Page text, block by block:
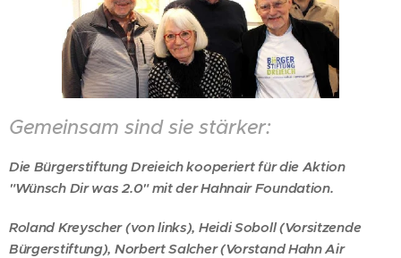
Gemeinsam sind sie stärker:
Die Bürgerstiftung Dreieich kooperiert für die Aktion
"Wünsch Dir was 2.0" mit der Hahnair Foundation.
Roland Kreyscher (von links), Heidi Soboll (Vorsitzende
Bürgerstiftung), Norbert Salcher (Vorstand Hahn Air